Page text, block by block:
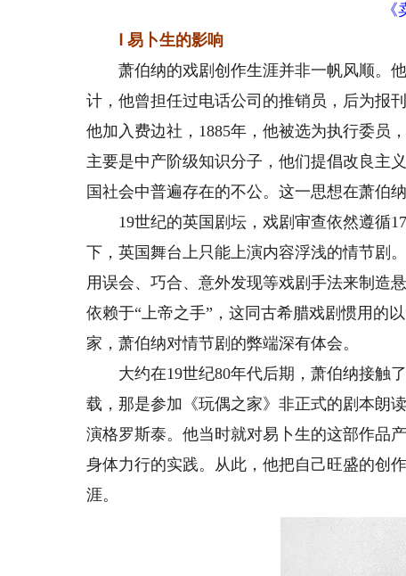
Ⅰ 易卜生的影响
萧伯纳的戏剧创作生涯并非一帆风顺。他
计，他曾担任过电话公司的推销员，后为报
他加入费边社，1885年，他被选为执行委员
主要是中产阶级知识分子，他们提倡改良主
国社会中普遍存在的不公。这一思想在萧伯
19世纪的英国剧坛，戏剧审查依然遵循
下，英国舞台上只能上演内容浮浅的情节剧
用误会、巧合、意外发现等戏剧手法来制造
依赖于“上帝之手”，这同古希腊戏剧惯用的
家，萧伯纳对情节剧的弊端深有体会。
大约在19世纪80年代后期，萧伯纳接触
载，那是参加《玩偶之家》非正式的剧本朗
演格罗斯泰。他当时就对易卜生的这部作品
身体力行的实践。从此，他把自己旺盛的创
涯。